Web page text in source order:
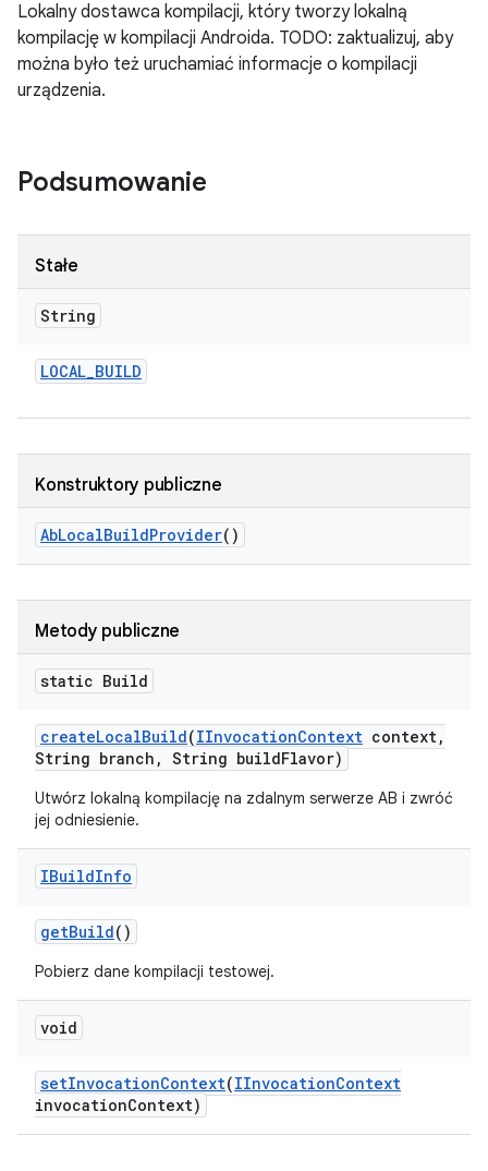
Lokalny dostawca kompilacji, który tworzy lokalną
kompilację w kompilacji Androida. TODO: zaktualizuj, aby
można było też uruchamiać informacje o kompilacji
urządzenia.
Podsumowanie
Stałe
String
LOCAL_BUILD
Konstruktory publiczne
AbLocalBuildProvider()
Metody publiczne
static Build
createLocalBuild(IInvocationContext context,
String branch , String buildFlavor)
Utwórz lokalną kompilację na zdalnym serwerze AB i zwróć
jej odniesienie.
IBuildInfo
getBuild()
Pobierz dane kompilacji testowej.
void
setInvocationContext(IInvocationContext
invocationContext)